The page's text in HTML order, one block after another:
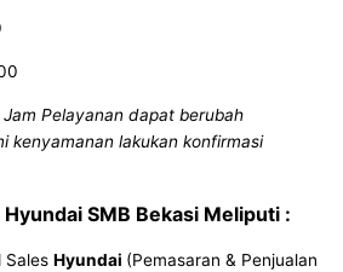
Pelayanan dapat berubah
kenyamanan lakukan konfirmasi
SMB Bekasi Meliputi :
SalesHyundai (Pemasaran & Penjualan